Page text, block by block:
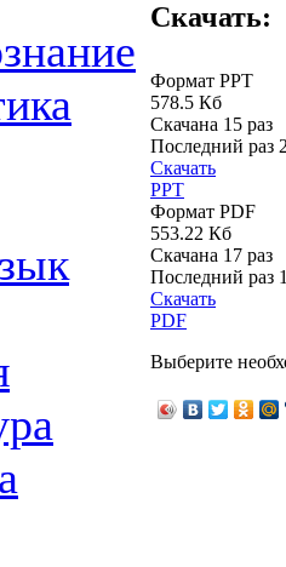
Скачать:
Формат PPT
578.5 Кб
Скачана 15 раз
Последний раз
Скачать
PPT
Формат PDF
553.22 Кб
Скачана 17 раз
Последний раз
Скачать
PDF
Выберите